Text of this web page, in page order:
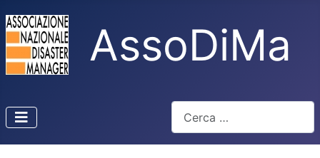
AssoDiMa
Type 2 or more characters